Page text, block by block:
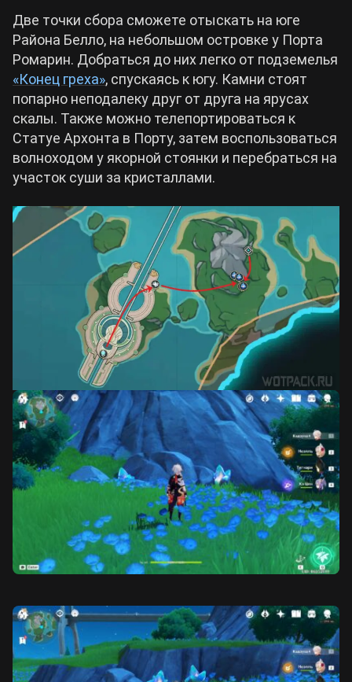
Две точки сбора сможете отыскать на юге
Района Белло, на небольшом островке у Порта
Ромарин. Добраться до них легко от подземелья
«Конец греха», спускаясь к югу. Камни стоят
попарно неподалеку друг от друга на ярусах
скалы. Также можно телепортироваться к
Статуе Архонта в Порту, затем воспользоваться
волноходом у якорной стоянки и перебраться на
участок суши за кристаллами.